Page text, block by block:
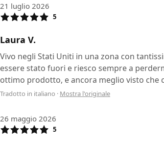
21 luglio 2026
5
Laura V.
Vivo negli Stati Uniti in una zona con
essere stato fuori e riesco sempre a
ottimo prodotto, e ancora meglio visto che
Tradotto in italiano · Mostra l'originale
26 maggio 2026
5